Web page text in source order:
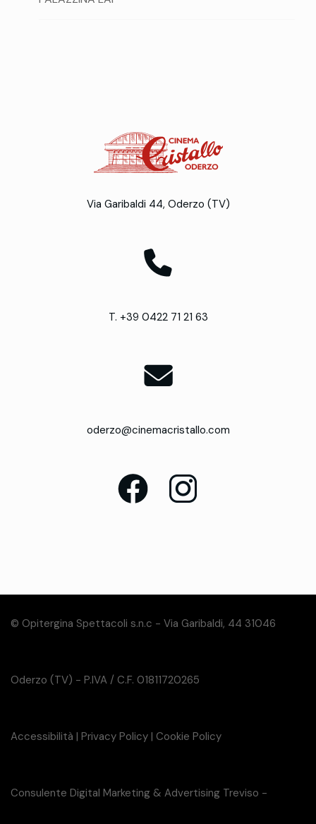
Via Garibaldi 44, Oderzo (TV)
T. +39 0422 71 21 63
oderzo@cinemacristallo.com
© Opitergina Spettacoli s.n.c - Via Garibaldi, 44 31046
Oderzo (TV) - P.IVA / C.F. 01811720265
Accessibilità | Privacy Policy | Cookie Policy
Consulente Digital Marketing & Advertising Treviso -